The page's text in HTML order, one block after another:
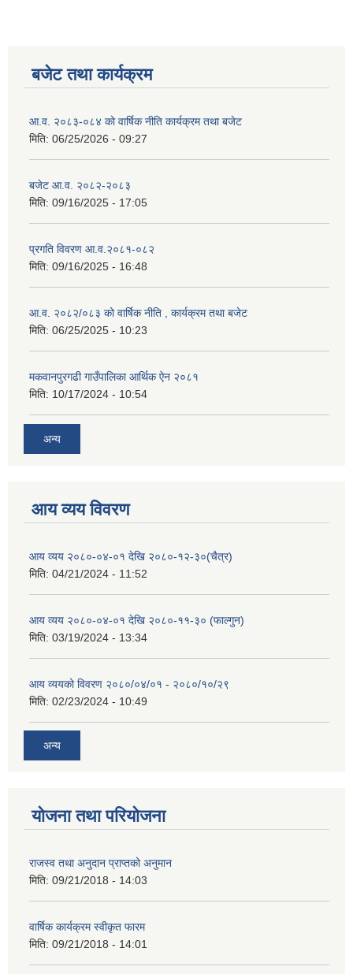
बजेट तथा कार्यक्रम
आ.व. २०८३-०८४ को वार्षिक नीति कार्यक्रम तथा बजेट
मिति: 06/25/2026 - 09:27
बजेट आ.व. २०८२-२०८३
मिति: 09/16/2025 - 17:05
प्रगति विवरण आ.व.२०८१-०८२
मिति: 09/16/2025 - 16:48
आ.व. २०८२/०८३ को वार्षिक नीति , कार्यक्रम तथा बजेट
मिति: 06/25/2025 - 10:23
मकवानपुरगढी गाउँपालिका आर्थिक ‌‌‌ऐन २०८१
मिति: 10/17/2024 - 10:54
अन्य
आय व्यय विवरण
आय व्यय २०८०-०४-०१ देखि २०८०-१२-३०(चैत्र)
मिति: 04/21/2024 - 11:52
आय व्यय २०८०-०४-०१ देखि २०८०-११-३० (फाल्गुन)
मिति: 03/19/2024 - 13:34
आय व्ययको विवरण २०८०/०४/०१ - २०८०/१०/२९
मिति: 02/23/2024 - 10:49
अन्य
योजना तथा परियोजना
राजस्व तथा अनुदान प्राप्तको अनुमान
मिति: 09/21/2018 - 14:03
वार्षिक कार्यक्रम स्वीकृत फारम
मिति: 09/21/2018 - 14:01